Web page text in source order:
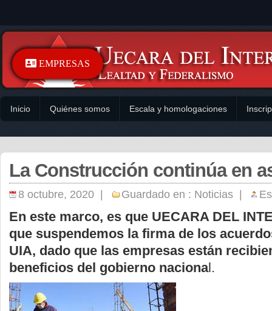
Inicio Quiénes somos Escala y homologaciones
La Construcción continúa en
8 octubre, 2020 | Guardado en : Noticias
En este marco, es que UECARA DEL
que suspendemos la firma de los
UIA, dado que las empresas están
beneficios del gobierno nacional.
EMPRESAS